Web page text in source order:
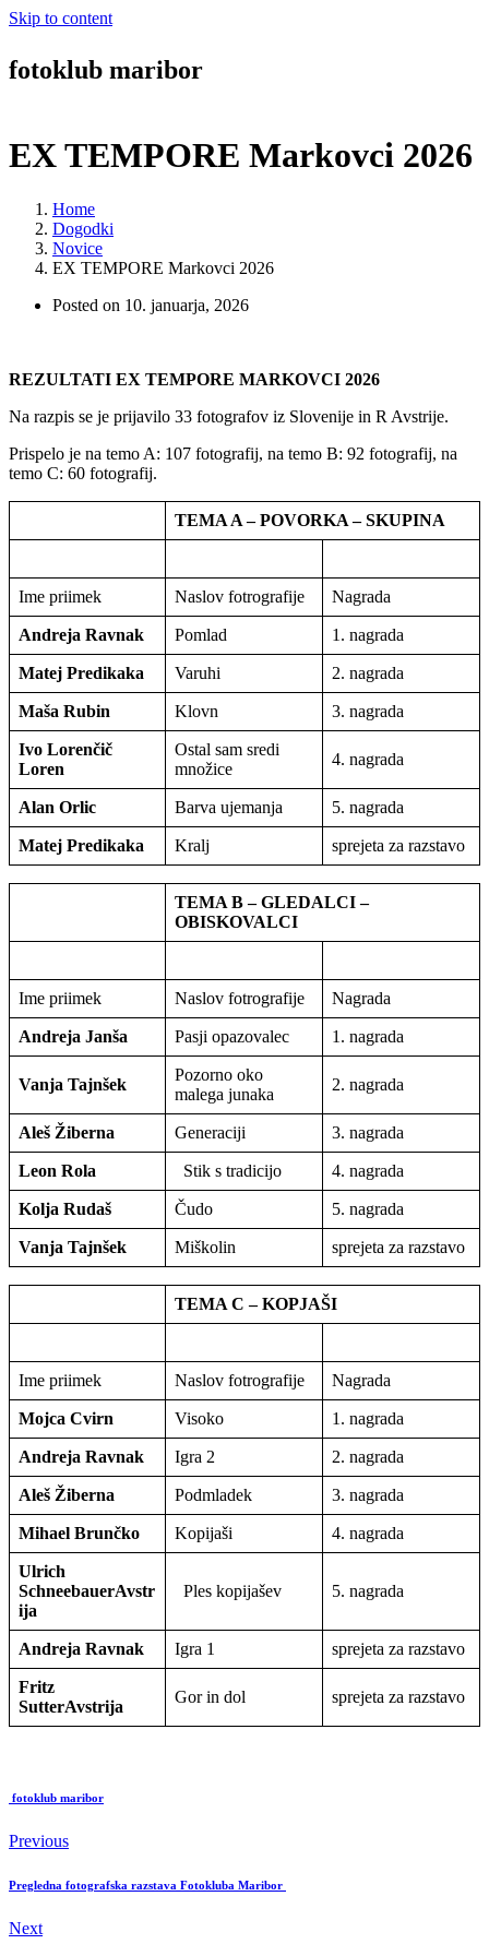
Skip to content
fotoklub maribor
EX TEMPORE Markovci 2026
Home
Dogodki
Novice
EX TEMPORE Markovci 2026
Posted on 10. januarja, 2026
REZULTATI EX TEMPORE MARKOVCI 2026
Na razpis se je prijavilo 33 fotografov iz Slovenije in R Avstrije.
Prispelo je na temo A: 107 fotografij, na temo B: 92 fotografij, na
temo C: 60 fotografij.
TEMA A – POVORKA – SKUPINA
Ime priimek Naslov fotrografije Nagrada
Andreja Ravnak Pomlad 1. nagrada
Matej Predikaka Varuhi 2. nagrada
Maša Rubin Klovn 3. nagrada
Ivo Lorenčič
Loren
Ostal sam sredi
množice
4. nagrada
Alan Orlic Barva ujemanja 5. nagrada
Matej Predikaka Kralj sprejeta za razstavo
TEMA B – GLEDALCI –
OBISKOVALCI
Ime priimek Naslov fotrografije Nagrada
Andreja Janša Pasji opazovalec 1. nagrada
Vanja Tajnšek
Pozorno oko
malega junaka
2. nagrada
Aleš Žiberna Generaciji 3. nagrada
Leon Rola Stik s tradicijo 4. nagrada
Kolja Rudaš Čudo 5. nagrada
Vanja Tajnšek Miškolin sprejeta za razstavo
TEMA C – KOPJAŠI
Ime priimek Naslov fotrografije Nagrada
Mojca Cvirn Visoko 1. nagrada
Andreja Ravnak Igra 2 2. nagrada
Aleš Žiberna Podmladek 3. nagrada
Mihael Brunčko Kopijaši 4. nagrada
Ulrich
SchneebauerAvstr
ija
Ples kopijašev 5. nagrada
Andreja Ravnak Igra 1 sprejeta za razstavo
Fritz
SutterAvstrija
Gor in dol sprejeta za razstavo
fotoklub maribor
Previous
Pregledna fotografska razstava Fotokluba Maribor
Next